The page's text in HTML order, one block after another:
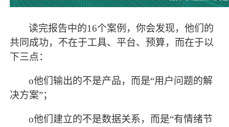
读完报告中的16个案例，你会发现，他们的
共同成功，不在于工具、平台、预算，而在于以
下三点：
o他们输出的不是产品，而是“用户问题的解
决方案”；
o他们建立的不是数据关系，而是“有情绪节